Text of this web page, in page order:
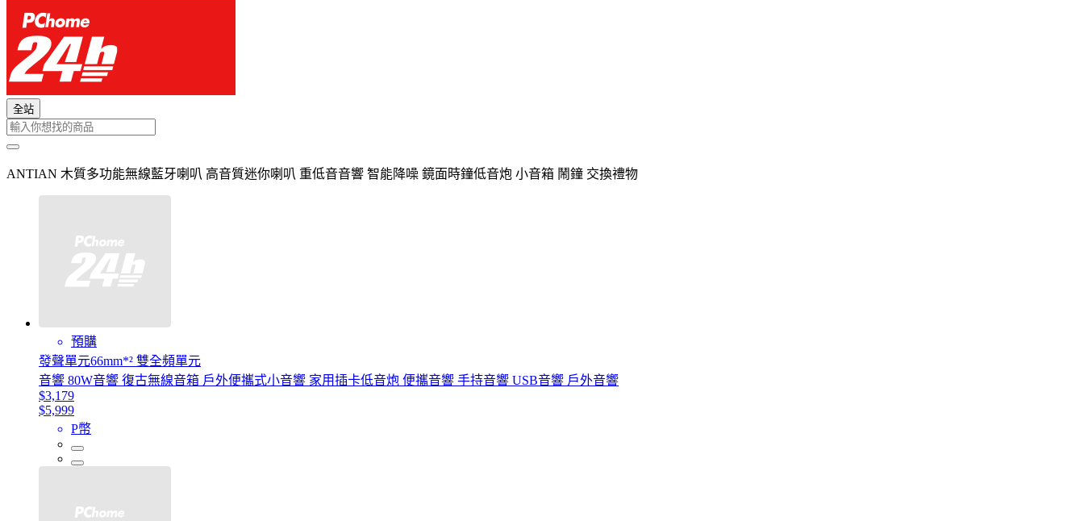
全站
ANTIAN 木質多功能無線藍牙喇叭 高音質迷你喇叭 重低音音響 智能降噪 鏡面時鐘低音炮 小音箱 鬧鐘 交換禮物
預購
發聲單元66mm*² 雙全頻單元
音響 80W音響 復古無線音箱 戶外便攜式小音響 家用插卡低音炮 便攜音響 手持音響 USB音響 戶外音響
$3,179
$5,999
P幣